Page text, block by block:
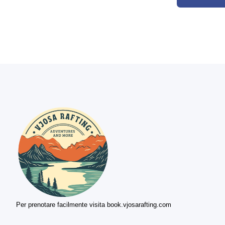
Per prenotare facilmente visita book.vjosarafting.com